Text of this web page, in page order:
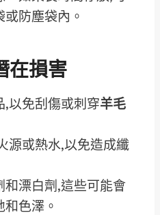
防塵袋內。
在損害
,以免刮傷或刺穿羊毛
源或熱水,以免造成纖
和漂白劑,這些可能會
和色澤。